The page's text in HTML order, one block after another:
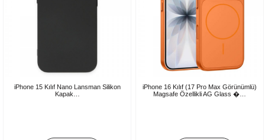
iPhone 15 Kılıf Nano Lansman Silikon
Kapak…
iPhone 16 Kılıf (17 Pro Max Görünümlü)
Magsafe Özellikli AG Glass �…